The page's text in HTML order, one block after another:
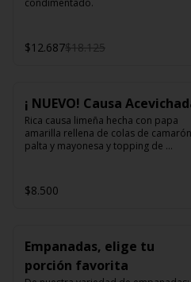
condimentado.
$12.687$18.125
¡ NUEVO! Causa
Rica causa limeña hecha con papa
amarilla rellena de colas de
palta y mayonesa y topping de
$8.500
Empanadas, elige tu
porción favorita